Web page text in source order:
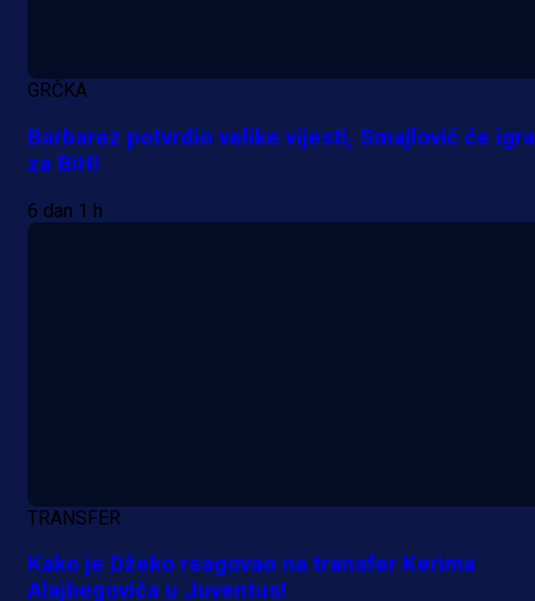
GRČKA
Barbarez potvrdio velike vijesti, Smajlović će
za BiH!
6 dan 1 h
TRANSFER
Kako je Džeko reagovao na transfer Kerima
Alajbegovića u Juventus!